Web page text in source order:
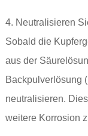
4. Neutralisieren
Sobald die
aus der
Backpulverlösung
neutralisieren.
weitere Korrosion